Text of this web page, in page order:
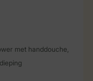
met handdouche,